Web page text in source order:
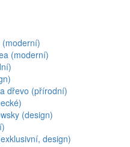
(moderní)
(moderní)
dřevo (přírodní)
(design)
design)